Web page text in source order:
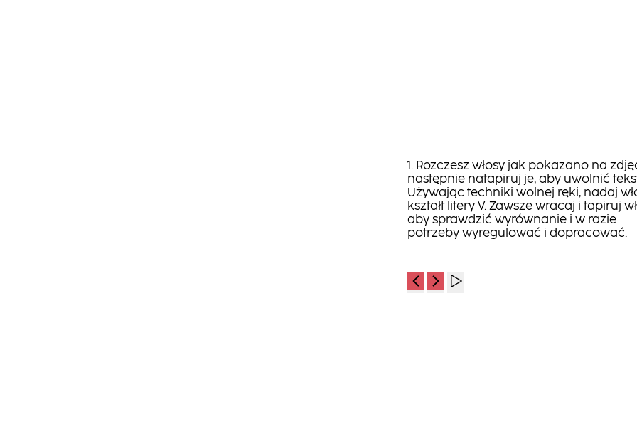
1. Rozczesz włosy jak pokazano na
następnie natapiruj je, aby uwolnić
Używając techniki wolnej ręki, nadaj
kształt litery V. Zawsze wracaj i tapiruj
aby sprawdzić wyrównanie i w razie
potrzeby wyregulować i dopracować.